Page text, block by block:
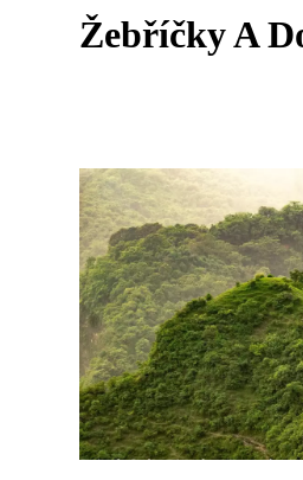
Žebříčky A